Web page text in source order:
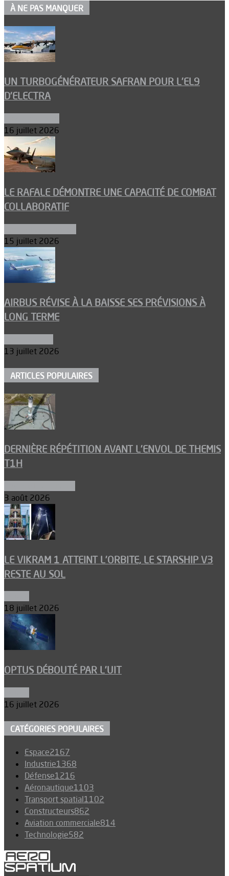
À NE PAS MANQUER
UN TURBOGÉNÉRATEUR SAFRAN POUR L’EL9
D’ELECTRA
16 juillet 2026
LE RAFALE DÉMONTRE UNE CAPACITÉ DE COMBAT
COLLABORATIF
15 juillet 2026
AIRBUS RÉVISE À LA BAISSE SES PRÉVISIONS À
LONG TERME
13 juillet 2026
ARTICLES POPULAIRES
DERNIÈRE RÉPÉTITION AVANT L’ENVOL DE THEMIS
T1H
3 août 2026
LE VIKRAM 1 ATTEINT L’ORBITE, LE STARSHIP V3
RESTE AU SOL
18 juillet 2026
OPTUS DÉBOUTÉ PAR L’UIT
16 juillet 2026
CATÉGORIES POPULAIRES
Espace2167
Industrie1368
Défense1216
Aéronautique1103
Transport spatial1102
Constructeurs862
Aviation commerciale814
Technologie582